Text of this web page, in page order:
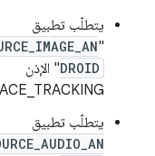
يتطلّب تطبيق
"
DROID" الإذن
يتطلّب تطبيق